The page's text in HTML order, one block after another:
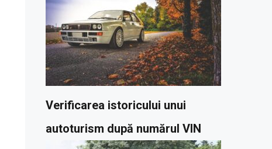
Verificarea istoricului unui
autoturism după numărul VIN